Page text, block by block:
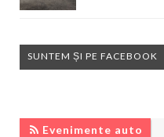
SUNTEM ȘI PE FACEBOOK
Evenimente auto